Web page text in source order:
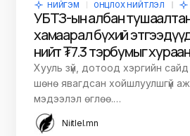
НИЙГЭМ ОНЦЛОХ НИЙТЛЭЛ
УБТЗ-ын албан
хамаарал бүхий
нийт ₮7.3 тэрбумыг
Хууль зүй, дотоод хэргийн
шөнө явагдсан хойшлуулшгүй
мэдээлэл өглөө.…
Niitlel.mn